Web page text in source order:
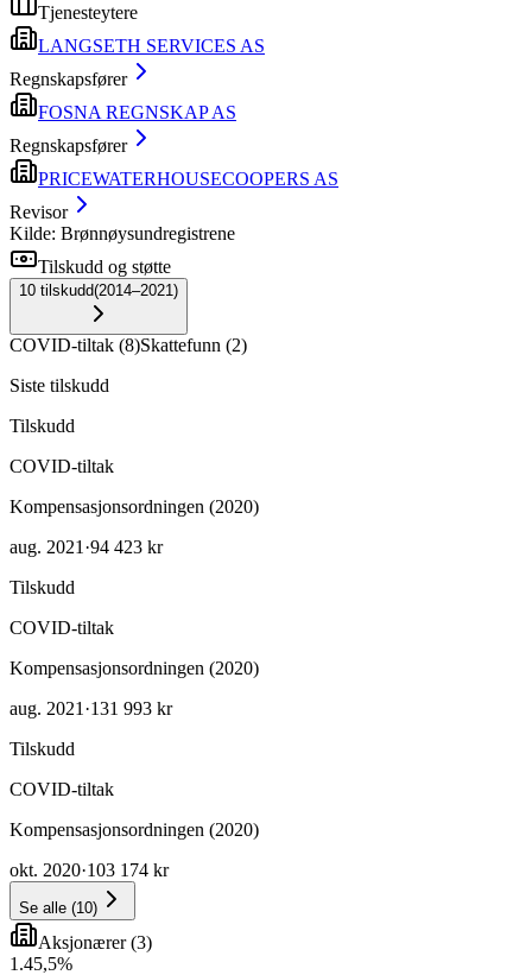
Tjenesteytere
LANGSETH SERVICES AS
Regnskapsfører
FOSNA REGNSKAP AS
Regnskapsfører
PRICEWATERHOUSECOOPERS AS
Revisor
Kilde: Brønnøysundregistrene
Tilskudd og støtte
10 tilskudd(2014–2021)
COVID-tiltak (8)Skattefunn (2)
Siste tilskudd
Tilskudd
COVID-tiltak
Kompensasjonsordningen (2020)
aug. 2021 ·94 423 kr
Tilskudd
COVID-tiltak
Kompensasjonsordningen (2020)
aug. 2021 ·131 993 kr
Tilskudd
COVID-tiltak
Kompensasjonsordningen (2020)
okt. 2020·103 174 kr
Se alle (10)
Aksjonærer(3)
1 .45,5%